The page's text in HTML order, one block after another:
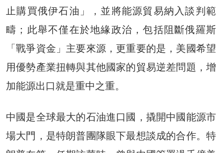
止購買俄伊石油」，並將能源貿易納入談判範
疇；此舉不僅在於地緣政治，包括阻斷俄羅斯
「戰爭資金」主要來源，更重要的是，美國希望
用優勢產業扭轉與其他國家的貿易逆差問題，增
加能源出口就是重中之重。
中國是全球最大的石油進口國，撬開中國能源市
場大門，是特朗普團隊眼下最想談成的合作。特